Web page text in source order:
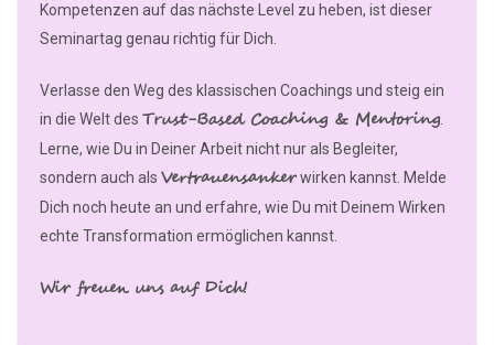
Kompetenzen auf das nächste Level zu heben, ist dieser
Seminartag genau richtig für Dich.
Verlasse den Weg des klassischen Coachings und steig ein
in die Welt des Trust-Based Coaching & Mentoring.
Lerne, wie Du in Deiner Arbeit nicht nur als Begleiter,
sondern auch als Vertrauensankerwirken kannst. Melde
Dich noch heute an und erfahre, wie Du mit Deinem Wirken
echte Transformation ermöglichen kannst.
Wir freuen uns auf Dich!